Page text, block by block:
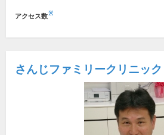
アクセス数※
さんじファミリークリニック